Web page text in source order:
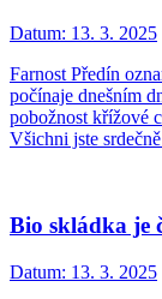
Datum: 13. 3. 2025
Farnost Předín
počínaje dnešním
pobožnost křížové
Všichni jste
Bio skládka je
Datum: 13. 3. 2025